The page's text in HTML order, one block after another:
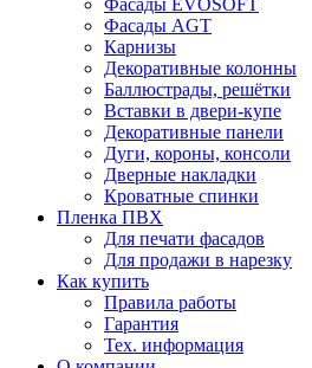
Фасады EVOSOFT
Фасады AGT
Карнизы
Декоративные колонны
Баллюстрады, решётки
Вставки в двери-купе
Декоративные панели
Дуги, короны, консоли
Дверные накладки
Кроватные спинки
Пленка ПВХ
Для печати фасадов
Для продажи в нарезку
Как купить
Правила работы
Гарантия
Тех. информация